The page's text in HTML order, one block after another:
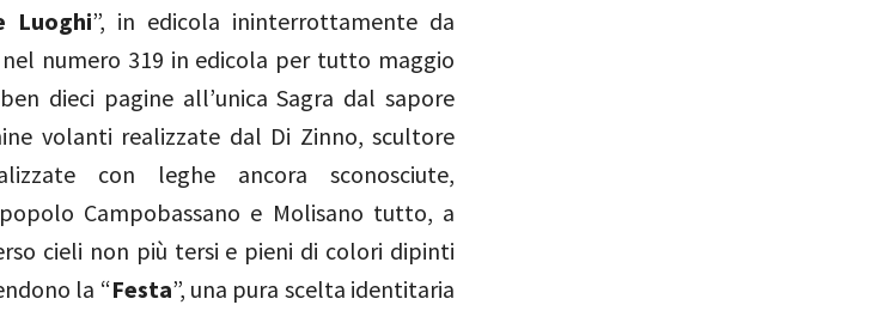
Luoghi”, in edicola ininterrottamente da
numero 319 in edicola per tutto maggio
dieci pagine all’unica Sagra dal sapore
volanti realizzate dal Di Zinno, scultore
con leghe ancora sconosciute,
Campobassano e Molisano tutto, a
cieli non più tersi e pieni di colori dipinti
la “Festa”, una pura scelta identitaria